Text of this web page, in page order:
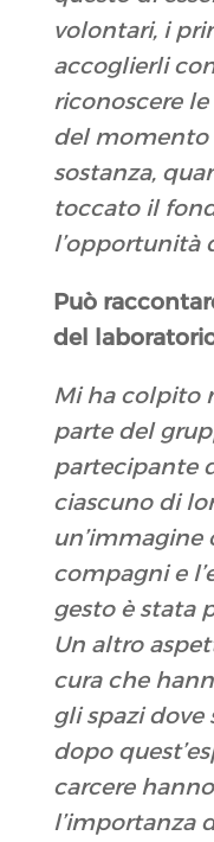
volontari, i
accoglierli
riconoscere
del momento
sostanza,
toccato il
l’opportunità
Può
del
Mi ha colpito
parte del
partecipante
ciascuno di
un’immagine
compagni e
gesto è stata
Un altro
cura che
gli spazi dove
dopo
carcere
l’importanza